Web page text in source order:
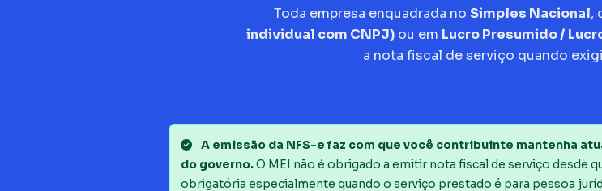
Toda empresa enquadrada no Simples Nacional,
individual com CNPJ) ou em Lucro Presumido /
a nota fiscal de serviço quando
A emissão da NFS-e faz com que você contribuinte mantenha
do governo.O MEI não é obrigado a emitir nota fiscal de serviço desde
obrigatória especialmente quando o serviço prestado é para pessoa